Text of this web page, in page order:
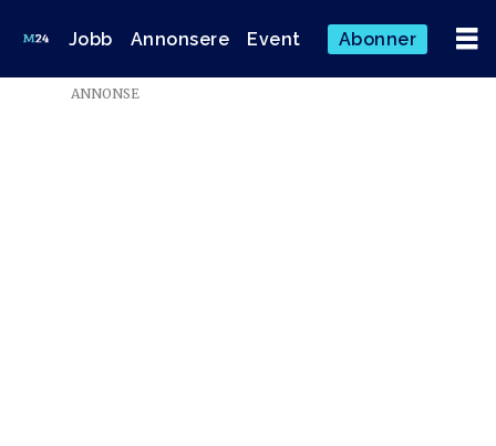
Jobb Annonsere Event Abonner
ANNONSE